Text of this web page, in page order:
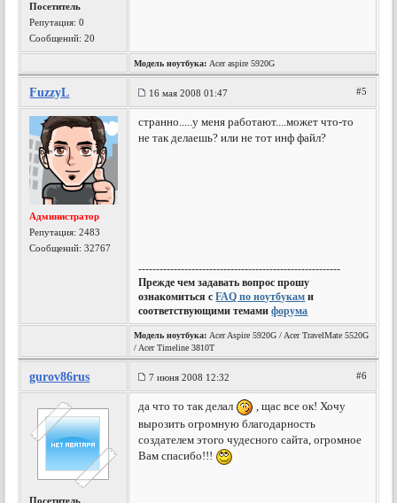
Посетитель
Репутация:0
Сообщений: 20
Модель ноутбука: Acer aspire 5920G
FuzzyL 16 мая 2008 01:47 #5
Администратор
Репутация:2483
Сообщений: 32767
странно.....у меня работают....может что-то
не так делаешь? или не тот инф файл?
---------------------------------------------------------
Прежде чем задавать вопрос прошу
ознакомиться сFAQ по ноутбукам и
соответствующими темамифорума
Модель ноутбука: Acer Aspire 5920G / Acer TravelMate 5520G
/ Acer Timeline 3810T
gurov86rus 7 июня 2008 12:32 #6
Посетитель
да что то так делал
, щас все ок! Хочу
вырозить огромную благодарность
создателем этого чудесного сайта, огромное
Вам спасибо!!!